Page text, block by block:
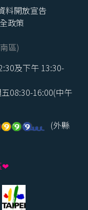
料開放宣告
政策
區)
及下午 13:30-
08:30-16:00(中午
(外縣
❤